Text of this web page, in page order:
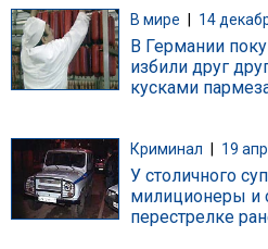
В мире 14
В Германии
избили друг
кусками
Криминал 19
У столичного
милиционеры и
перестрелке